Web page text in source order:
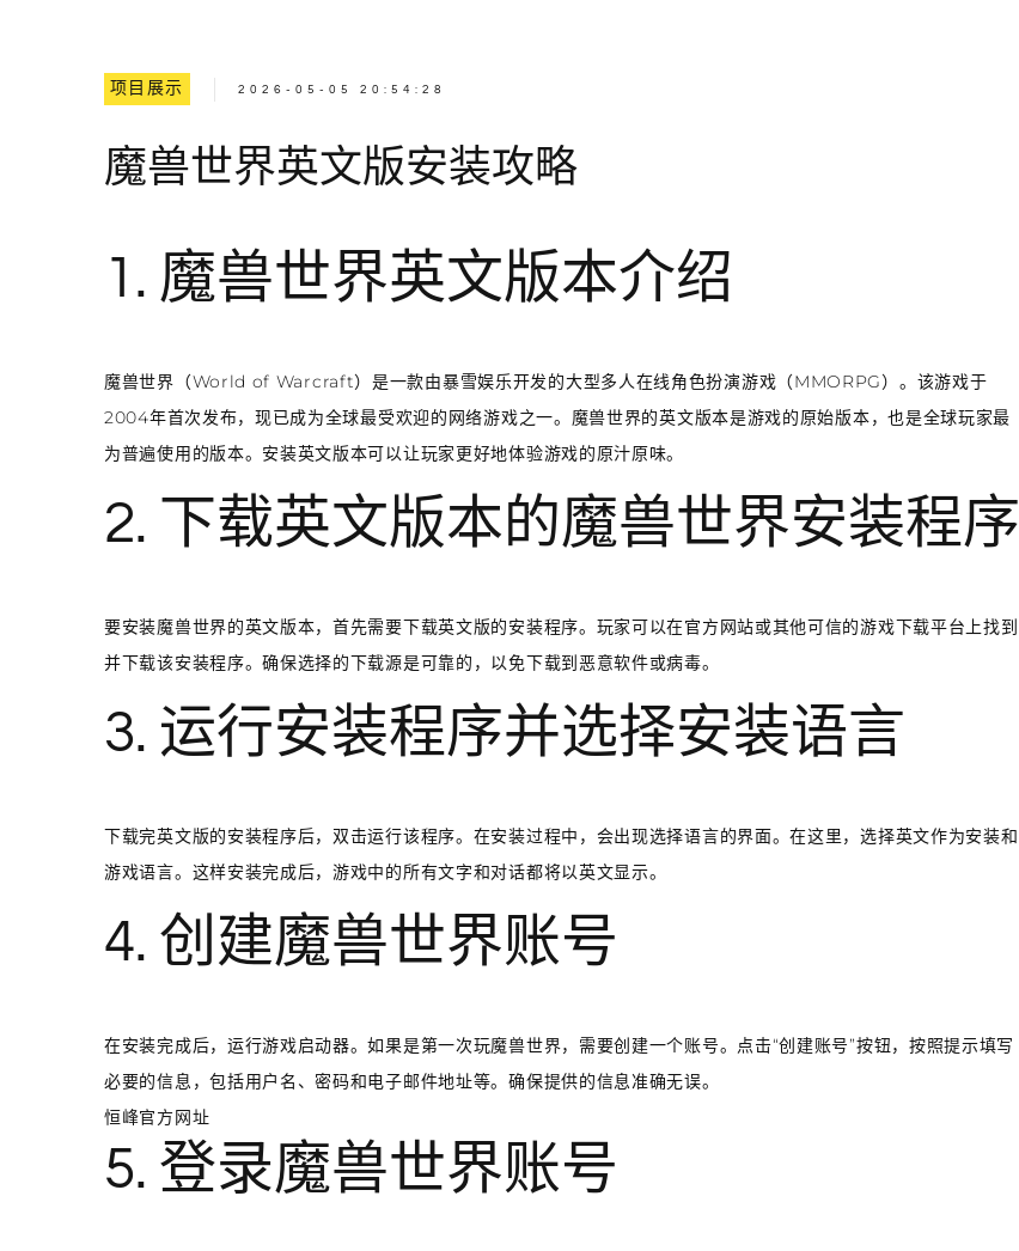
项目展示 2026-05-05 20:54:28
魔兽世界英文版安装攻略
1. 魔兽世界英文版本介绍
魔兽世界（World of Warcraft）是一款由暴雪娱乐开发的大型多人在线角色扮演游戏（MMORPG）。该游戏于
2004年首次发布，现已成为全球最受欢迎的网络游戏之一。魔兽世界的英文版本是游戏的原始版本，也是全球玩家最
为普遍使用的版本。安装英文版本可以让玩家更好地体验游戏的原汁原味。
2. 下载英文版本的魔兽世界安装程序
要安装魔兽世界的英文版本，首先需要下载英文版的安装程序。玩家可以在官方网站或其他可信的游戏下载平台上找到
并下载该安装程序。确保选择的下载源是可靠的，以免下载到恶意软件或病毒。
3. 运行安装程序并选择安装语言
下载完英文版的安装程序后，双击运行该程序。在安装过程中，会出现选择语言的界面。在这里，选择英文作为安装和
游戏语言。这样安装完成后，游戏中的所有文字和对话都将以英文显示。
4. 创建魔兽世界账号
在安装完成后，运行游戏启动器。如果是第一次玩魔兽世界，需要创建一个账号。点击“创建账号”按钮，按照提示填写
必要的信息，包括用户名、密码和电子邮件地址等。确保提供的信息准确无误。
恒峰官方网址
5. 登录魔兽世界账号